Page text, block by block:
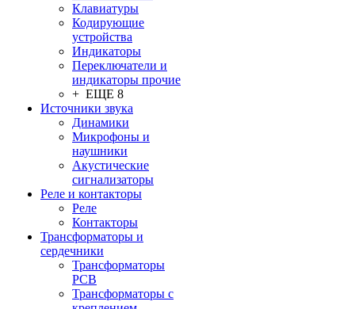
Клавиатуры
Кодирующие
устройства
Индикаторы
Переключатели и
индикаторы прочие
+ ЕЩЕ 8
Источники звука
Динамики
Микрофоны и
наушники
Акустические
сигнализаторы
Реле и контакторы
Реле
Контакторы
Трансформаторы и
сердечники
Трансформаторы
PCB
Трансформаторы с